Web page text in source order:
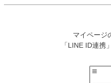
マイページ
「LINE ID連携